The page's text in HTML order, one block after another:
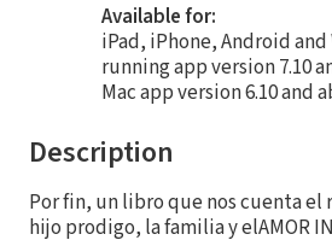
Available for:
iPad, iPhone, Android and
running app version 7.10
Mac app version 6.10 and
Description
Por fin, un libro que nos cuenta
hijo prodigo, la familia y elAMOR